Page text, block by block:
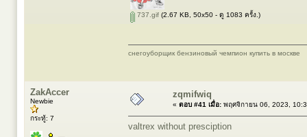
737.gif (2.67 KB, 50x50 - ดู 1083 ครั้ง.)
снегоуборщик бензиновый чемпион купить в москве
ZakAccer
Newbie
กระทู้: 7
zqmifwiq
« ตอบ #41 เมื่อ: พฤศจิกายน 06, 2023,
valtrex without presciption